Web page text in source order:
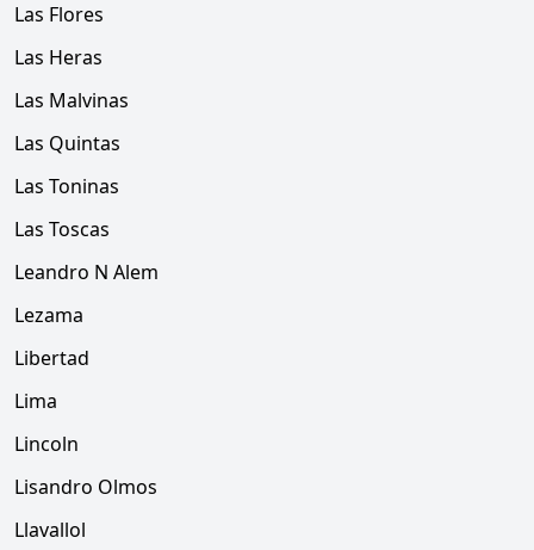
Las Flores
Las Heras
Las Malvinas
Las Quintas
Las Toninas
Las Toscas
Leandro N Alem
Lezama
Libertad
Lima
Lincoln
Lisandro Olmos
Llavallol